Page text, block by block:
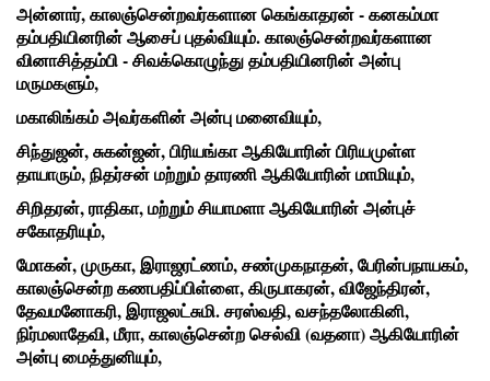
அன்னார், காலஞ்சென்றவர்களான கெங்காதரன் - கனகம்மா
தம்பதியினரின் ஆசைப் புதல்வியும். காலஞ்சென்றவர்களான
வினாசித்தம்பி - சிவக்கொழுந்து தம்பதியினரின் அன்பு
மருமகளும்,
மகாலிங்கம் அவர்களின் அன்பு மனைவியும்,
சிந்துஜன், சுகன்ஜன், பிரியங்கா ஆகியோரின் பிரியமுள்ள
தாயாரும், நிதர்சன் மற்றும் தாரணி ஆகியோரின் மாமியும்,
சிறிதரன், ராதிகா, மற்றும் சியாமளா ஆகியோரின் அன்புச்
சகோதரியும்,
மோகன், முருகா, இராஜரட்ணம், சண்முகநாதன், பேரின்பநாயகம்,
காலஞ்சென்ற கணபதிப்பிள்ளை, கிருபாகரன், விஜேந்திரன்,
தேவமனோகரி, இராஜலட்சுமி. சரஸ்வதி, வசந்தலோகினி,
நிர்மலாதேவி, மீரா, காலஞ்சென்ற செல்வி (வதனா) ஆகியோரின்
அன்பு மைத்துனியும்,